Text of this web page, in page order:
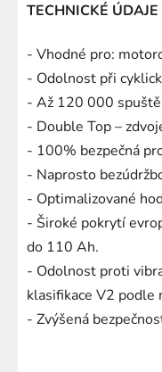
TECHNICKÉ
- Vhodné pro:
- Odolnost při
- Až 120 000
- Double Top –
- 100% bezpečná
- Naprosto
- Optimalizované
- Široké pokrytí
do 110 Ah.
- Odolnost proti
klasifikace V2
- Zvýšená